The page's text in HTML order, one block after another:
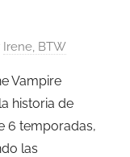
Irene, BTW
Vampire
historia de
6 temporadas,
las